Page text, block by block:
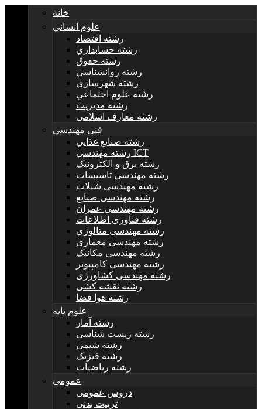
خانه
علوم انساني
رشته اقتصاد
رشته حسابداري
رشته حقوق
رشته روانشناسي
رشته شهرسازي
رشته علوم اجتماعي
رشته مديريت
رشته معارف اسلامی
فنی مهندسی
رشته صنايع غذايي
رشته مهندسي ICT
رشته برق و الکترونيک
رشته مهندسي تاسيسات
رشته مهندسی شیلات
رشته مهندسی صنایع
رشته مهندسی عمران
رشته فناوری اطلاعات
رشته مهندسي متالوژي
رشته مهندسی معماری
رشته مهندسی مکانیک
رشته مهندسی کامپیوتر
رشته مهندسی کشاورزی
رشته نقشه کشی
رشته هوا فضا
علوم پایه
رشته آمار
رشته زیست شناسی
رشته شیمی
رشته فیزیک
رشته ریاضیات
عمومی
دروس عمومی
تربیت بدنی